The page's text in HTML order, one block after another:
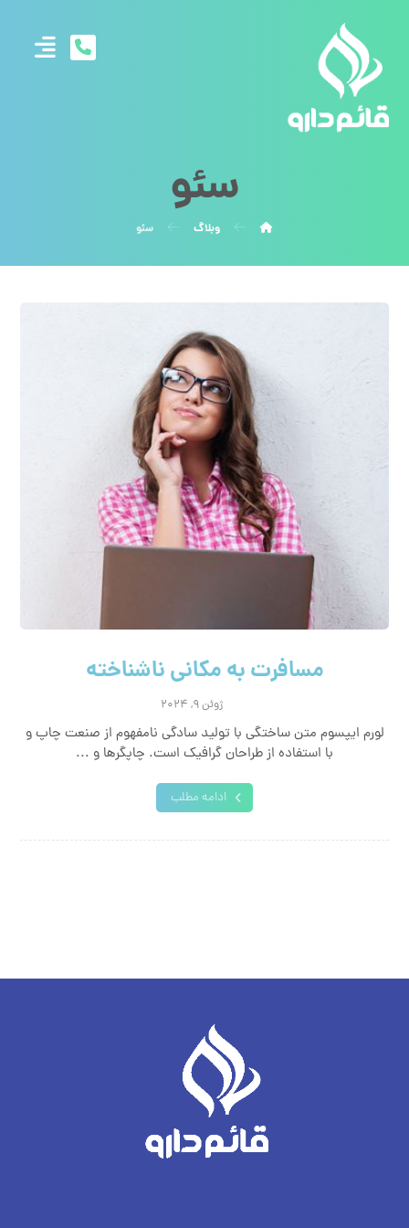
سئو
وبلاگ سئو
مسافرت به مکانی ناشناخته
ژوئن ۹, ۲۰۲۴
لورم ایپسوم متن ساختگی با تولید سادگی نامفهوم از صنعت چاپ و
با استفاده از طراحان گرافیک است. چاپگرها و ...
ادامه مطلب